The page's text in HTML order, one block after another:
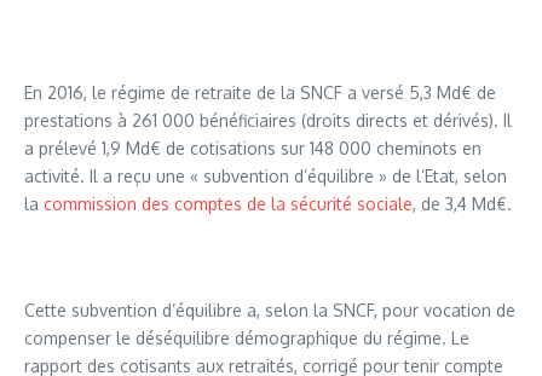
En 2016, le régime de retraite de la SNCF a versé 5,3 Md€ de
prestations à 261 000 bénéficiaires (droits directs et dérivés). Il
a prélevé 1,9 Md€ de cotisations sur 148 000 cheminots en
activité. Il a reçu une « subvention d’équilibre » de l’Etat, selon
la commission des comptes de la sécurité sociale, de 3,4 Md€.
Cette subvention d’équilibre a, selon la SNCF, pour vocation de
compenser le déséquilibre démographique du régime. Le
rapport des cotisants aux retraités, corrigé pour tenir compte